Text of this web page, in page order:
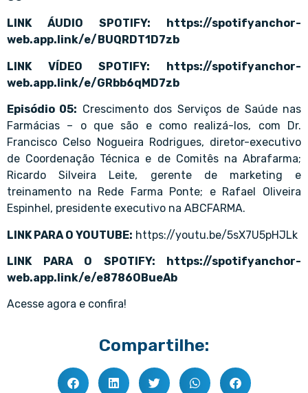
LINK ÁUDIO SPOTIFY: https://spotifyanchor-
web.app.link/e/BUQRDT1D7zb
LINK VÍDEO SPOTIFY: https://spotifyanchor-
web.app.link/e/GRbb6qMD7zb
Episódio 05: Crescimento dos Serviços de Saúde nas
Farmácias – o que são e como realizá-los, com Dr.
Francisco Celso Nogueira Rodrigues, diretor-executivo
de Coordenação Técnica e de Comitês na Abrafarma;
Ricardo Silveira Leite, gerente de marketing e
treinamento na Rede Farma Ponte; e Rafael Oliveira
Espinhel, presidente executivo na ABCFARMA.
LINK PARA O YOUTUBE: https://youtu.be/5sX7U5pHJLk
LINK PARA O SPOTIFY: https://spotifyanchor-
web.app.link/e/e8786OBueAb
Acesse agora e confira!
Compartilhe: